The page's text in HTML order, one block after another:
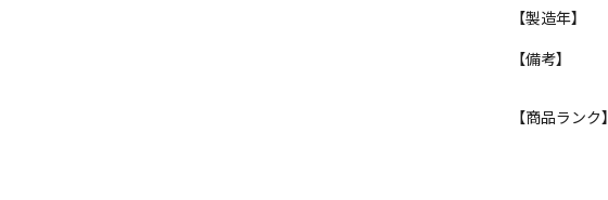
【製造年】
【備考】
【商品ランク】